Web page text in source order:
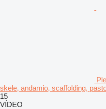
skele, andamio, scaffolding,
15
VÍDEO